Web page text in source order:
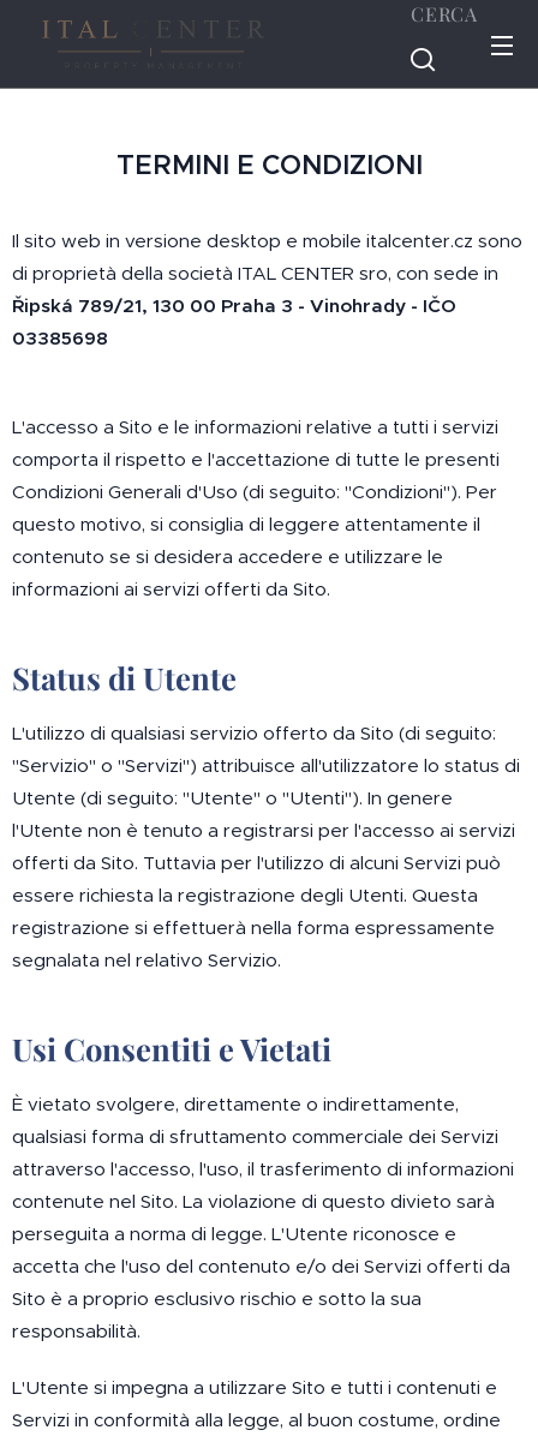
CERCA
TERMINI E CONDIZIONI
Il sito web in versione desktop e mobile italcenter.cz sono
di proprietà della società ITAL CENTER sro, con sede in
Řipská 789/21, 130 00 Praha 3 - Vinohrady - IČO
03385698
L'accesso a Sito e le informazioni relative a tutti i servizi
comporta il rispetto e l'accettazione di tutte le presenti
Condizioni Generali d'Uso (di seguito: "Condizioni"). Per
questo motivo, si consiglia di leggere attentamente il
contenuto se si desidera accedere e utilizzare le
informazioni ai servizi offerti da Sito.
Status di Utente
L'utilizzo di qualsiasi servizio offerto da Sito (di seguito:
"Servizio" o "Servizi") attribuisce all'utilizzatore lo status di
Utente (di seguito: "Utente" o "Utenti"). In genere
l'Utente non è tenuto a registrarsi per l'accesso ai servizi
offerti da Sito. Tuttavia per l'utilizzo di alcuni Servizi può
essere richiesta la registrazione degli Utenti. Questa
registrazione si effettuerà nella forma espressamente
segnalata nel relativo Servizio.
Usi Consentiti e Vietati
È vietato svolgere, direttamente o indirettamente,
qualsiasi forma di sfruttamento commerciale dei Servizi
attraverso l'accesso, l'uso, il trasferimento di informazioni
contenute nel Sito. La violazione di questo divieto sarà
perseguita a norma di legge. L'Utente riconosce e
accetta che l'uso del contenuto e/o dei Servizi offerti da
Sito è a proprio esclusivo rischio e sotto la sua
responsabilità.
L'Utente si impegna a utilizzare Sito e tutti i contenuti e
Servizi in conformità alla legge, al buon costume, ordine